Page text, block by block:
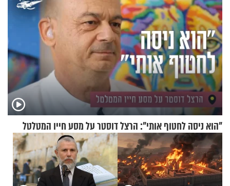
"הוא ניסה לחטוף אותי": הרצל דוסטר על מסע חייו המטלטל